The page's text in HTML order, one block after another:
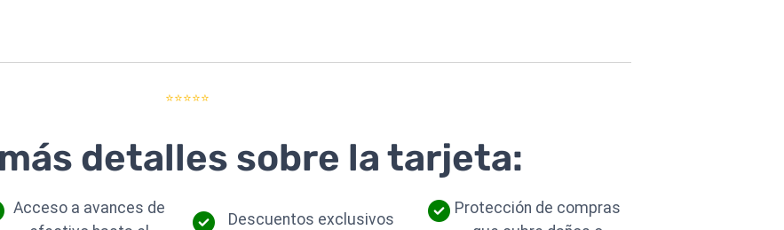
⭐⭐⭐⭐⭐
detalles sobre la tarjeta:
Acceso a avances de
Descuentos exclusivos
Protección de compras